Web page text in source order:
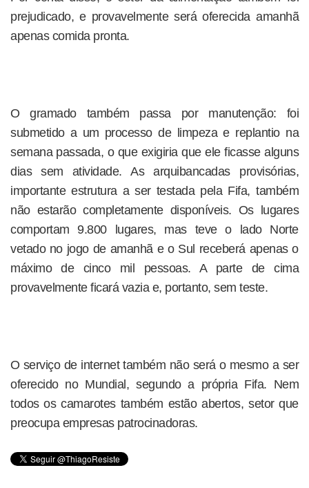
prejudicado, e provavelmente será oferecida amanhã
apenas comida pronta.
O gramado também passa por manutenção: foi
submetido a um processo de limpeza e replantio na
semana passada, o que exigiria que ele ficasse alguns
dias sem atividade. As arquibancadas provisórias,
importante estrutura a ser testada pela Fifa, também
não estarão completamente disponíveis. Os lugares
comportam 9.800 lugares, mas teve o lado Norte
vetado no jogo de amanhã e o Sul receberá apenas o
máximo de cinco mil pessoas. A parte de cima
provavelmente ficará vazia e, portanto, sem teste.
O serviço de internet também não será o mesmo a ser
oferecido no Mundial, segundo a própria Fifa. Nem
todos os camarotes também estão abertos, setor que
preocupa empresas patrocinadoras.